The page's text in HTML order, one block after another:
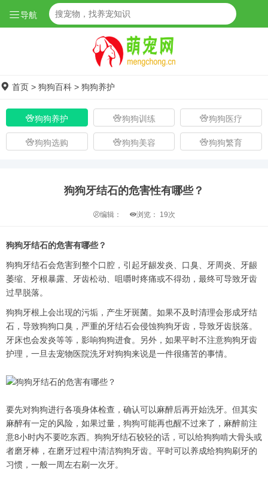
导航
首页 > 狗狗百科 > 狗狗养护
狗狗养护 狗狗训练 狗狗医疗
狗狗选购 狗狗美容 狗狗繁育
狗狗牙结石的危害性有哪些？
编辑： 浏览： 19次
狗狗牙结石的危害有哪些？
狗狗牙结石会危害到整个口腔，引起牙龈发炎、口臭、牙周炎、牙龈
萎缩、牙根暴露、牙齿松动、咀嚼时疼痛或不得劲，最终可导致牙齿
过早脱落。
狗狗牙根上会出现的污垢，产生牙斑菌。如果不及时清理会形成牙结
石，导致狗狗口臭，严重的牙结石会侵蚀狗狗牙齿，导致牙齿脱落。
牙床也会发炎等等，影响狗狗进食。另外，如果平时不注意狗狗牙齿
护理，一旦去宠物医院洗牙对狗狗来说是一件很痛苦的事情。
要先对狗狗进行各项身体检查，确认可以麻醉后再开始洗牙。但其实
麻醉有一定的风险，如果过量，狗狗可能再也醒不过来了，麻醉前注
意8小时内不要吃东西。狗狗牙结石较轻的话，可以给狗狗啃大骨头或
者磨牙棒，在磨牙过程中清洁狗狗牙齿。平时可以养成给狗狗刷牙的
习惯，一般一周左右刷一次牙。